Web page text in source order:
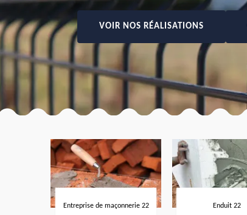
VOIR NOS RÉALISATIONS
Entreprise de maçonnerie 22 Enduit 22